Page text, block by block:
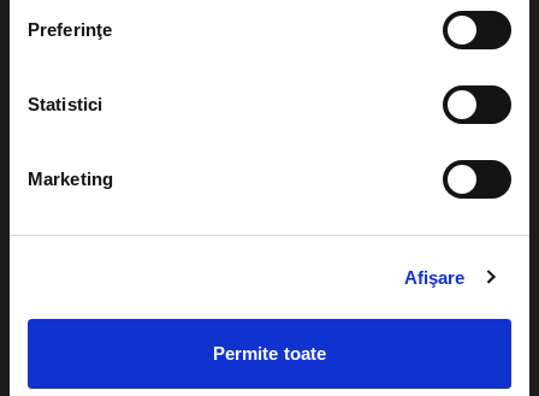
Preferinţe
Statistici
Marketing
Afişare
Permite toate
Teatru
festivaluri
Diverse